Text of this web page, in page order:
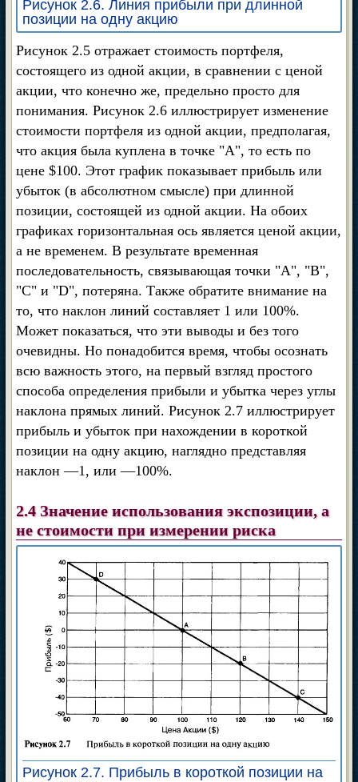
Рисунок 2.6. Линия прибыли при длинной
позиции на одну акцию
Рисунок 2.5 отражает стоимость портфеля,
состоящего из одной акции, в сравнении с ценой
акции, что конечно же, предельно просто для
понимания. Рисунок 2.6 иллюстрирует изменение
стоимости портфеля из одной акции, предполагая,
что акция была куплена в точке "А", то есть по
цене $100. Этот график показывает прибыль или
убыток (в абсолютном смысле) при длинной
позиции, состоящей из одной акции. На обоих
графиках горизонтальная ось является ценой акции,
а не временем. В результате временная
последовательность, связывающая точки "А", "В",
"С" и "D", потеряна. Также обратите внимание на
то, что наклон линий составляет 1 или 100%.
Может показаться, что эти выводы и без того
очевидны. Но понадобится время, чтобы осознать
всю важность этого, на первый взгляд простого
способа определения прибыли и убытка через углы
наклона прямых линий. Рисунок 2.7 иллюстрирует
прибыль и убыток при нахождении в короткой
позиции на одну акцию, наглядно представляя
наклон —1, или —100%.
2.4 Значение использования экспозиции, а
не стоимости при измерении риска
Рисунок 2.7. Прибыль в короткой позиции на